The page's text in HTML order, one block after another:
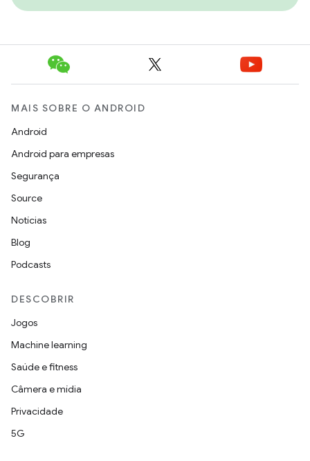
MAIS SOBRE O ANDROID
Android
Android para empresas
Segurança
Source
Notícias
Blog
Podcasts
DESCOBRIR
Jogos
Machine learning
Saúde e fitness
Câmera e mídia
Privacidade
5G